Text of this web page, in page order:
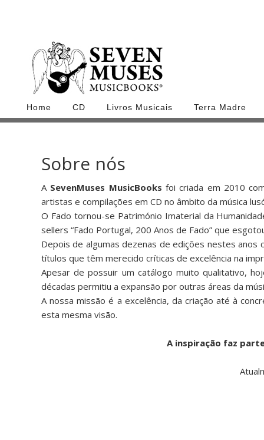
Home CD Livros Musicais Terra Madre
Sobre nós
A SevenMuses MusicBooks foi criada em 2010
artistas e compilações em CD no âmbito da música
O Fado tornou-se Património Imaterial da
sellers “Fado Portugal, 200 Anos de Fado” que
Depois de algumas dezenas de edições nestes anos
títulos que têm merecido críticas de excelência na
Apesar de possuir um catálogo muito qualitativo,
décadas permitiu a expansão por outras áreas da
A nossa missão é a excelência, da criação até à
esta mesma visão.
A inspiração faz